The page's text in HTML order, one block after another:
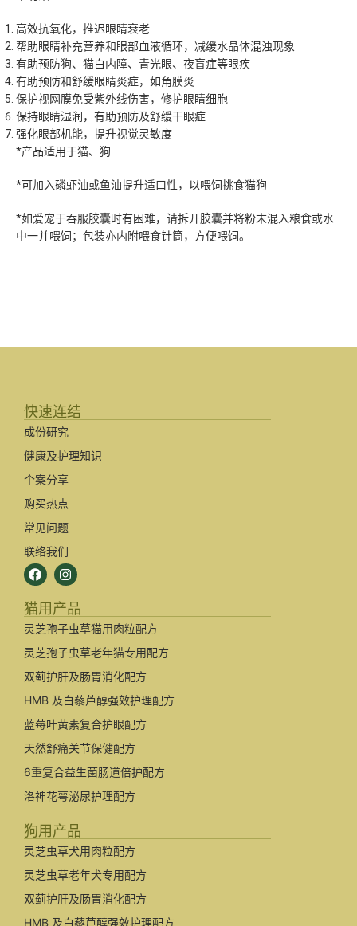
高效抗氧化，推迟眼睛衰老
帮助眼睛补充营养和眼部血液循环，减缓水晶体混浊现象
有助预防狗、猫白内障、青光眼、夜盲症等眼疾
有助预防和舒缓眼睛炎症，如角膜炎
保护视网膜免受紫外线伤害，修护眼睛细胞
保持眼睛湿润，有助预防及舒缓干眼症
强化眼部机能，提升视觉灵敏度
*产品适用于猫、狗
*可加入磷虾油或鱼油提升适口性，以喂饲挑食猫狗
*如爱宠于吞服胶囊时有困难，请拆开胶囊并将粉末混入粮食或水
中一并喂饲；包装亦内附喂食针筒，方便喂饲。
快速连结
成份研究
健康及护理知识
个案分享
购买热点
常见问题
联络我们
猫用产品
灵芝孢子虫草猫用肉粒配方
灵芝孢子虫草老年猫专用配方
双蓟护肝及肠胃消化配方
HMB 及白藜芦醇强效护理配方
蓝莓叶黄素复合护眼配方
天然舒痛关节保健配方
6重复合益生菌肠道倍护配方
洛神花萼泌尿护理配方
狗用产品
灵芝虫草犬用肉粒配方
灵芝虫草老年犬专用配方
双蓟护肝及肠胃消化配方
HMB 及白藜芦醇强效护理配方